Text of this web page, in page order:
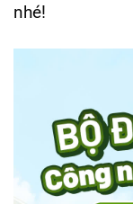
nhé!